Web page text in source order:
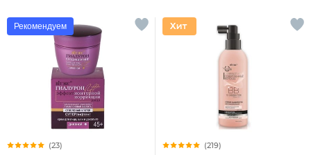
Рекомендуем
(23) (219)